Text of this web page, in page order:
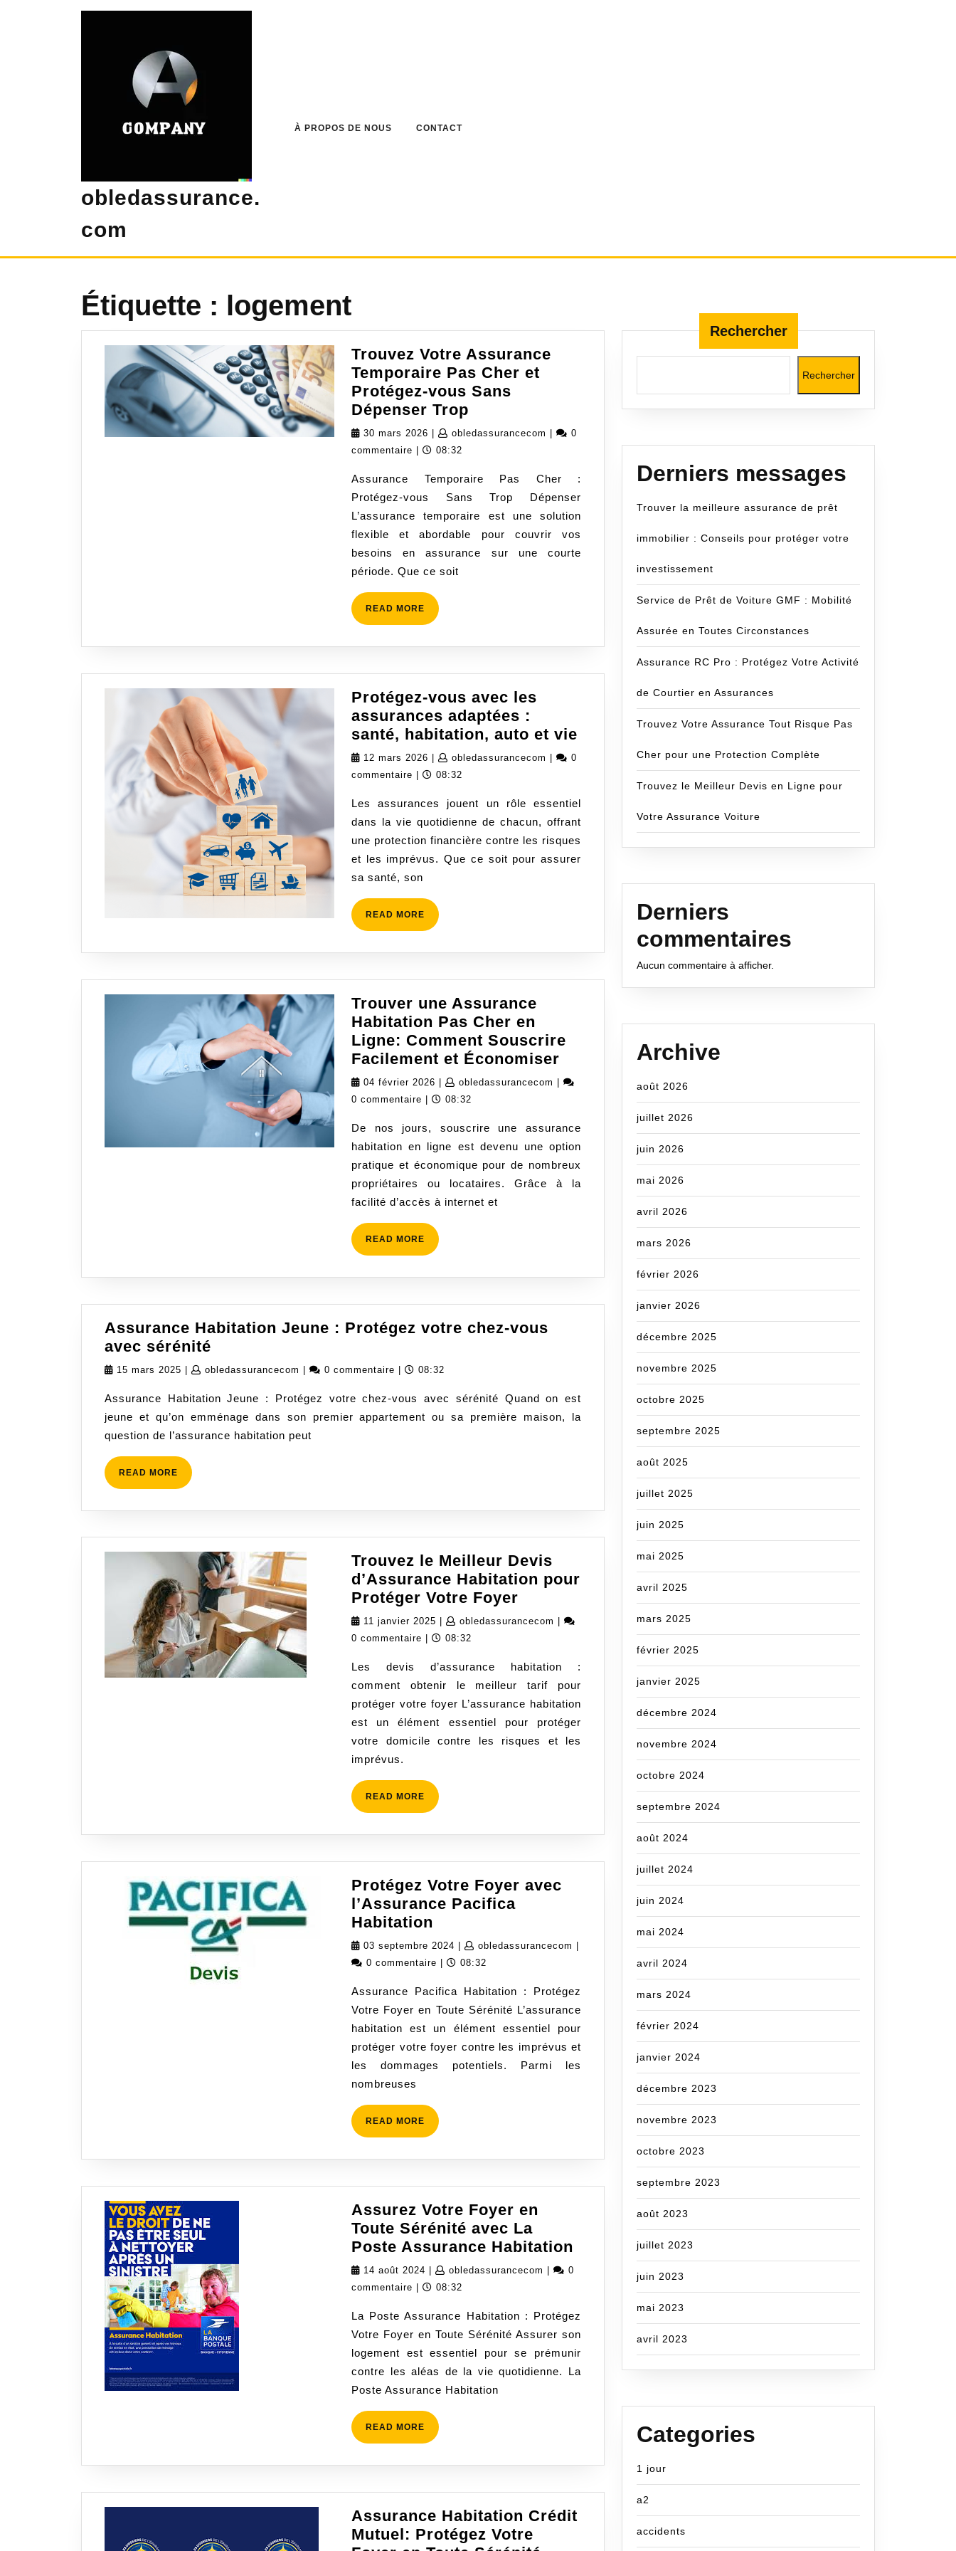
obledassurance.
com
À PROPOS DE NOUS CONTACT
Étiquette : logement
Trouvez Votre Assurance
Temporaire Pas Cher et
Protégez-vous Sans
Dépenser Trop
Votre
Pas
Cher
et
Protégez-
vous
30 mars 2026 30
mars
obledassurancecom obledassurancecom
0
commentaire
08:32
Assurance Temporaire Pas Cher :
Protégez-vous Sans Trop Dépenser
L’assurance temporaire est une solution
flexible et abordable pour couvrir vos
besoins en assurance sur une courte
période. Que ce soit
READ MORE READ
MORE
Protégez-vous avec les
assurances adaptées :
santé, habitation, auto et vie Protégez-
assurances
adaptées
:
santé,
habitation,
12 mars 2026 12
mars
obledassurancecom obledassurancecom
0
commentaire
08:32
Les assurances jouent un rôle essentiel
dans la vie quotidienne de chacun, offrant
une protection financière contre les risques
et les imprévus. Que ce soit pour assurer
sa santé, son
READ MORE READ
MORE
Trouver une Assurance
Habitation Pas Cher en
Ligne: Comment Souscrire
Facilement et Économiser
une
Assurance
Habitation
Pas
Cher
en
Ligne:
Souscrire
Facilement
Économiser
04 février 2026 04
février
obledassurancecom obledassurancecom
0 commentaire
08:32
De nos jours, souscrire une assurance
habitation en ligne est devenu une option
pratique et économique pour de nombreux
propriétaires ou locataires. Grâce à la
facilité d’accès à internet et
READ MORE READ
MORE
Assurance Habitation Jeune : Protégez votre chez-vous
avec sérénité
Habitation
:
Protégez
votre
sérénité
15 mars 2025 15
2025
| obledassurancecom obledassurancecom
| 0 commentaire | 08:32
Assurance Habitation Jeune : Protégez votre chez-vous avec sérénité Quand on est
jeune et qu’on emménage dans son premier appartement ou sa première maison, la
question de l’assurance habitation peut
READ MORE READ
MORE
Trouvez le Meilleur Devis
d’Assurance Habitation pour
Protéger Votre Foyer
le
d’Assurance
Habitation
pour
Protéger
Votre
11 janvier 2025 11
janvier
obledassurancecom obledassurancecom
0 commentaire
08:32
Les devis d’assurance habitation :
comment obtenir le meilleur tarif pour
protéger votre foyer L’assurance habitation
est un élément essentiel pour protéger
votre domicile contre les risques et les
imprévus.
READ MORE READ
MORE
Protégez Votre Foyer avec
l’Assurance Pacifica
Habitation
Votre
Foyer
l’Assurance
Pacifica
Habitation
03 septembre 2024 03
septembre
obledassurancecom obledassurancecom
0 commentaire
08:32
Assurance Pacifica Habitation : Protégez
Votre Foyer en Toute Sérénité L’assurance
habitation est un élément essentiel pour
protéger votre foyer contre les imprévus et
les dommages potentiels. Parmi les
nombreuses
READ MORE READ
MORE
Assurez Votre Foyer en
Toute Sérénité avec La
Poste Assurance Habitation Assurez
Votre
Toute
Sérénité
avec
La
Assurance
Habitation
14 août 2024 14
août
obledassurancecom obledassurancecom
0
commentaire
08:32
La Poste Assurance Habitation : Protégez
Votre Foyer en Toute Sérénité Assurer son
logement est essentiel pour se prémunir
contre les aléas de la vie quotidienne. La
Poste Assurance Habitation
READ MORE READ
MORE
Assurance Habitation Crédit
Mutuel: Protégez Votre
Rechercher
Rechercher
Derniers messages
Trouver la meilleure assurance de prêt
immobilier : Conseils pour protéger votre
investissement
Service de Prêt de Voiture GMF : Mobilité
Assurée en Toutes Circonstances
Assurance RC Pro : Protégez Votre Activité
de Courtier en Assurances
Trouvez Votre Assurance Tout Risque Pas
Cher pour une Protection Complète
Trouvez le Meilleur Devis en Ligne pour
Votre Assurance Voiture
Derniers
commentaires
Aucun commentaire à afficher.
Archive
août 2026
juillet 2026
juin 2026
mai 2026
avril 2026
mars 2026
février 2026
janvier 2026
décembre 2025
novembre 2025
octobre 2025
septembre 2025
août 2025
juillet 2025
juin 2025
mai 2025
avril 2025
mars 2025
février 2025
janvier 2025
décembre 2024
novembre 2024
octobre 2024
septembre 2024
août 2024
juillet 2024
juin 2024
mai 2024
avril 2024
mars 2024
février 2024
janvier 2024
décembre 2023
novembre 2023
octobre 2023
septembre 2023
août 2023
juillet 2023
juin 2023
mai 2023
avril 2023
Categories
1 jour
a2
accidents